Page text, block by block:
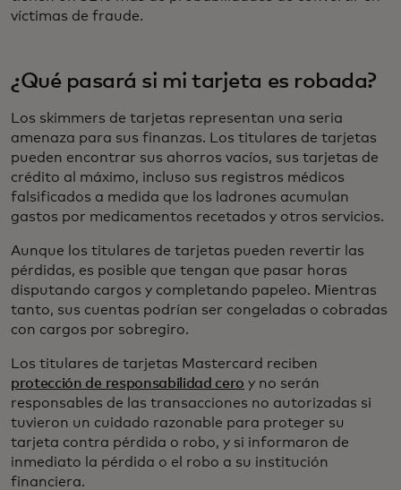
víctimas de fraude.
¿Qué pasará si mi tarjeta es robada?
Los skimmers de tarjetas representan una seria
amenaza para sus finanzas. Los titulares de tarjetas
pueden encontrar sus ahorros vacíos, sus tarjetas de
crédito al máximo, incluso sus registros médicos
falsificados a medida que los ladrones acumulan
gastos por medicamentos recetados y otros servicios.
Aunque los titulares de tarjetas pueden revertir las
pérdidas, es posible que tengan que pasar horas
disputando cargos y completando papeleo. Mientras
tanto, sus cuentas podrían ser congeladas o cobradas
con cargos por sobregiro.
Los titulares de tarjetas Mastercard reciben
protección de responsabilidad cero y no serán
responsables de las transacciones no autorizadas si
tuvieron un cuidado razonable para proteger su
tarjeta contra pérdida o robo, y si informaron de
inmediato la pérdida o el robo a su institución
financiera.